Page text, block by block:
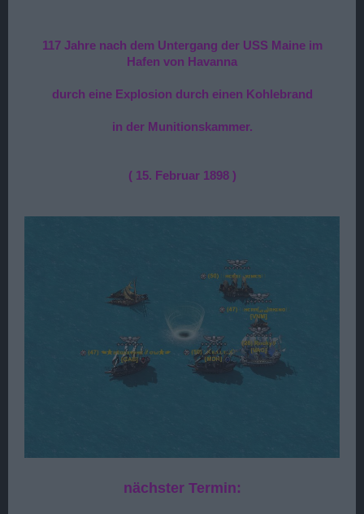
117 Jahre nach dem Untergang der USS Maine im
Hafen von Havanna
durch eine Explosion durch einen Kohlebrand
in der Munitionskammer.
( 15. Februar 1898 )
nächster Termin: